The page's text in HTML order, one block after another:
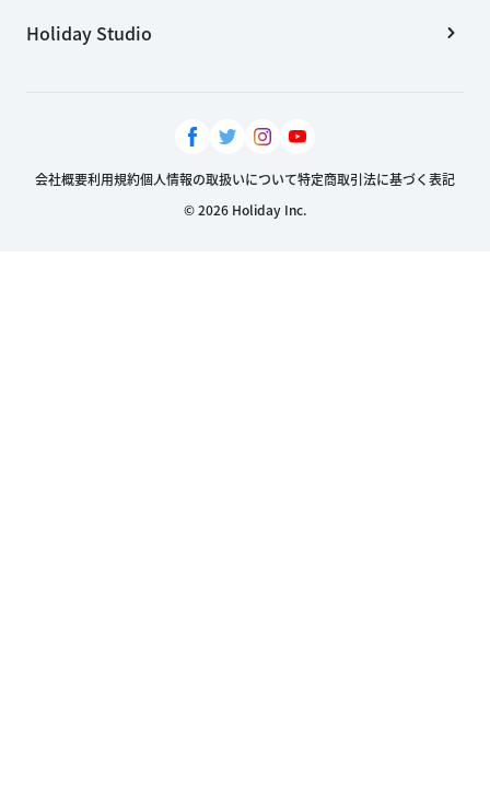
Holiday Studio
会社概要利用規約個人情報の取扱いについて特定商取引法に基づく表記
© 2026 Holiday Inc.